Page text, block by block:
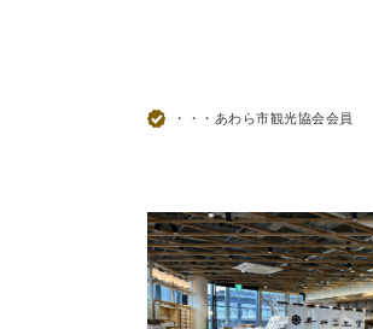
・・・あわら市観光協会会員